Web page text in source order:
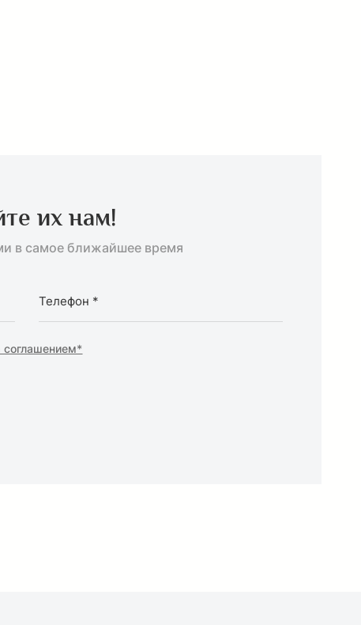
их нам!
в самое ближайшее время
соглашением*